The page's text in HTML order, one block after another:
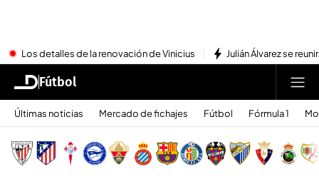
Los detalles de la renovación de Vinicius Julián Álvarez se
Fútbol
Últimas noticias Mercado de fichajes Fútbol Fórmula 1